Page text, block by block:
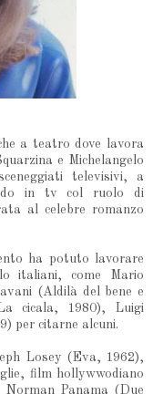
a teatro dove lavora
e Michelangelo
televisivi, a
in tv col ruolo di
al celebre romanzo
ha potuto lavorare
italiani, come Mario
(Aldilà del bene e
cicala, 1980), Luigi
per citarne alcuni.
Losey (Eva, 1962),
film hollywwodiano
Norman Panama (Due